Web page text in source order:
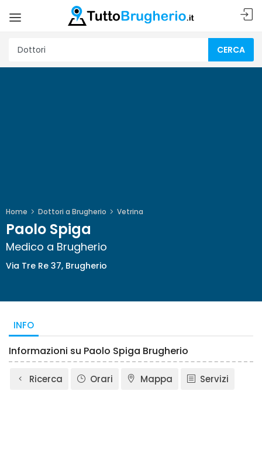
CERCA
Home Dottori a Brugherio Vetrina
Paolo Spiga
Medico a Brugherio
Via Tre Re 37, Brugherio
INFO
Informazioni su Paolo Spiga Brugherio
Ricerca Orari Mappa Servizi